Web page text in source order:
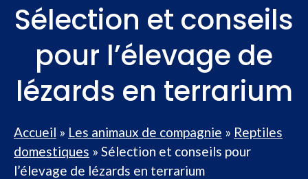
Sélection et conseils
pour l’élevage de
lézards en terrarium
Accueil » Les animaux de compagnie » Reptiles
domestiques » Sélection et conseils pour
l’élevage de lézards en terrarium